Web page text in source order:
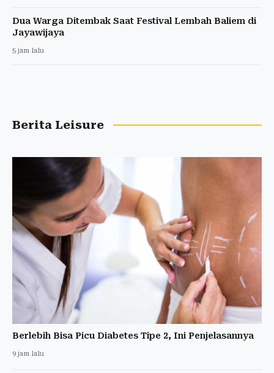
Dua Warga Ditembak Saat Festival Lembah Baliem di
Jayawijaya
5 jam lalu
Berita Leisure
Berlebih Bisa Picu Diabetes Tipe 2, Ini Penjelasannya
9 jam lalu